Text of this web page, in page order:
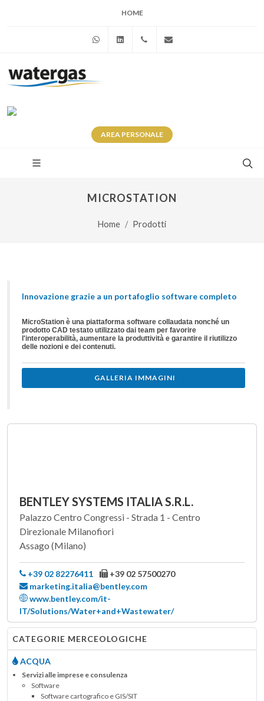
HOME
WhatsAppLinkedin+39 345 281 0246
AREA PERSONALE
MICROSTATION
Home Prodotti
Innovazione grazie a un portafoglio software completo
MicroStation è una piattaforma software collaudata nonché un
prodotto CAD testato utilizzato dai team per favorire
l'interoperabilità, aumentare la produttività e garantire il riutilizzo
delle nozioni e dei contenuti.
GALLERIA IMMAGINI
BENTLEY SYSTEMS ITALIA S.R.L.
Palazzo Centro Congressi - Strada 1 - Centro
Direzionale Milanofiori
Assago (Milano)
+39 02 82276411
+39 02 57500270
marketing.italia@bentley.com
www.bentley.com/it-
IT/Solutions/Water+and+Wastewater/
CATEGORIE MERCEOLOGICHE
ACQUA
Servizi alle imprese e consulenza
Software
Software cartografico e GIS/SIT